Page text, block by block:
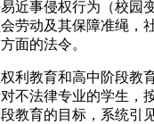
近事侵权行为（校园
劳动及其保障准绳，
面的法令。
教育和高中阶段教
不法律专业的学生，
教育的目标，系统引